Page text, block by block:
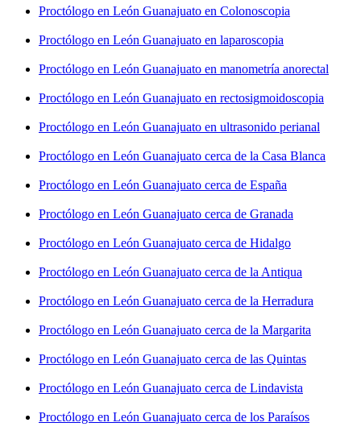
Proctólogo en León Guanajuato en Colonoscopia
Proctólogo en León Guanajuato en laparoscopia
Proctólogo en León Guanajuato en manometría anorectal
Proctólogo en León Guanajuato en rectosigmoidoscopia
Proctólogo en León Guanajuato en ultrasonido perianal
Proctólogo en León Guanajuato cerca de la Casa Blanca
Proctólogo en León Guanajuato cerca de España
Proctólogo en León Guanajuato cerca de Granada
Proctólogo en León Guanajuato cerca de Hidalgo
Proctólogo en León Guanajuato cerca de la Antiqua
Proctólogo en León Guanajuato cerca de la Herradura
Proctólogo en León Guanajuato cerca de la Margarita
Proctólogo en León Guanajuato cerca de las Quintas
Proctólogo en León Guanajuato cerca de Lindavista
Proctólogo en León Guanajuato cerca de los Paraísos